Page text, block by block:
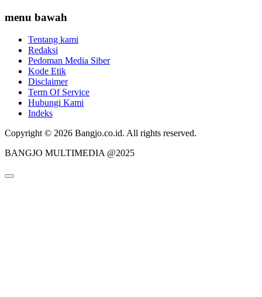
menu bawah
Tentang kami
Redaksi
Pedoman Media Siber
Kode Etik
Disclaimer
Term Of Service
Hubungi Kami
Indeks
Copyright © 2026 Bangjo.co.id. All rights reserved.
BANGJO MULTIMEDIA @2025